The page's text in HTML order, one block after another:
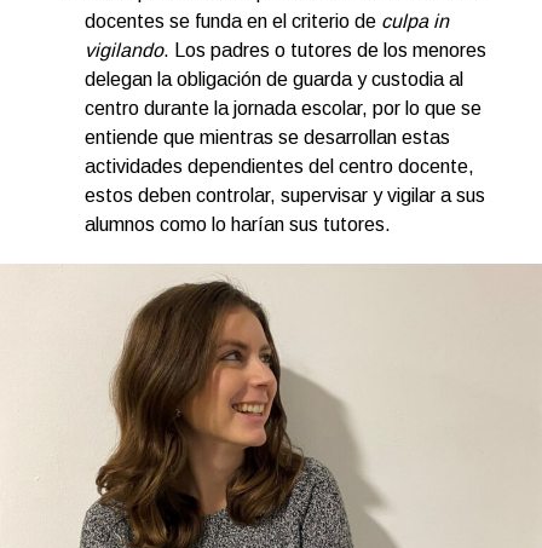
docentes se funda en el criterio de culpa in
vigilando. Los padres o tutores de los menores
delegan la obligación de guarda y custodia al
centro durante la jornada escolar, por lo que se
entiende que mientras se desarrollan estas
actividades dependientes del centro docente,
estos deben controlar, supervisar y vigilar a sus
alumnos como lo harían sus tutores.